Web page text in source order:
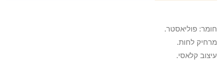
חומר: פוליאסטר.
מרחיק לחות.
עיצוב קלאסי.